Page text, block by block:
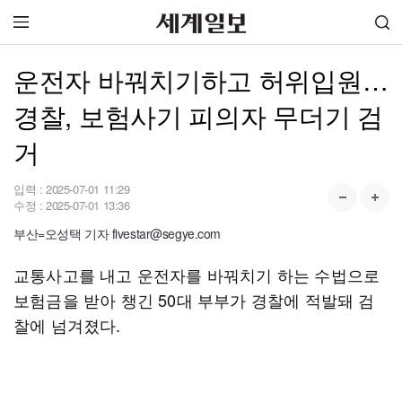
운전자 바꿔치기하고 허위입원…
경찰, 보험사기 피의자 무더기 검
거
입력 : 2025-07-01 11:29
수정 : 2025-07-01 13:36
부산=오성택 기자 fivestar@segye.com
교통사고를 내고 운전자를 바꿔치기 하는 수법으로
보험금을 받아 챙긴 50대 부부가 경찰에 적발돼 검
찰에 넘겨졌다.